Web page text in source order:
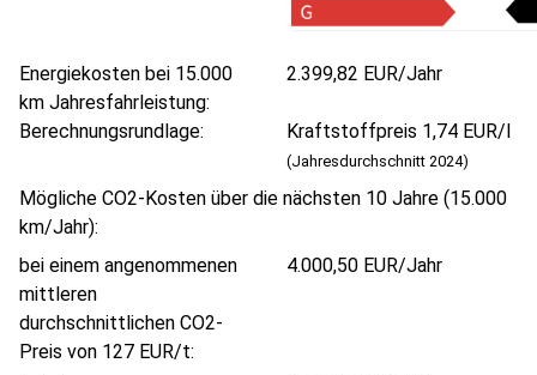
Energiekosten bei 15.000
km Jahresfahrleistung:
2.399,82 EUR/Jahr
Berechnungsrundlage: Kraftstoffpreis 1,74 EUR/l
(Jahresdurchschnitt 2024)
Mögliche CO2-Kosten über die nächsten 10 Jahre (15.000
km/Jahr):
bei einem angenommenen
mittleren
durchschnittlichen CO2-
Preis von 127 EUR/t:
4.000,50 EUR/Jahr